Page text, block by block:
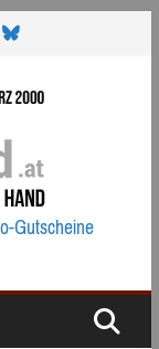
Gutscheine